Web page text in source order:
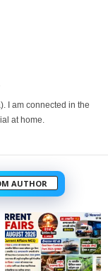
I am connected in the
at home.
AUTHOR